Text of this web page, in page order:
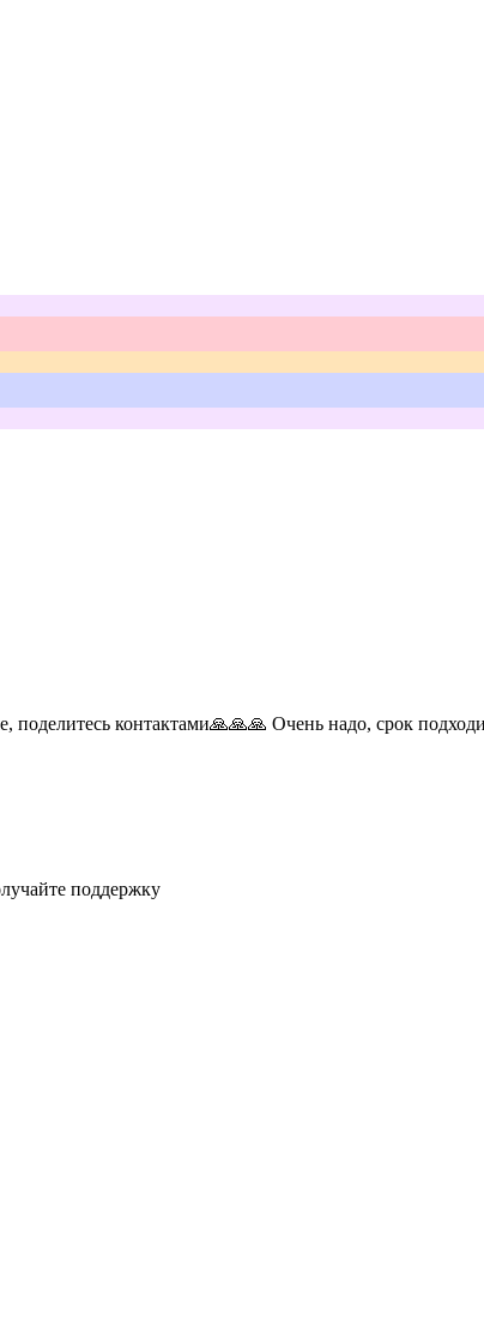
контактами🙏🙏🙏 Очень надо, срок
поддержку